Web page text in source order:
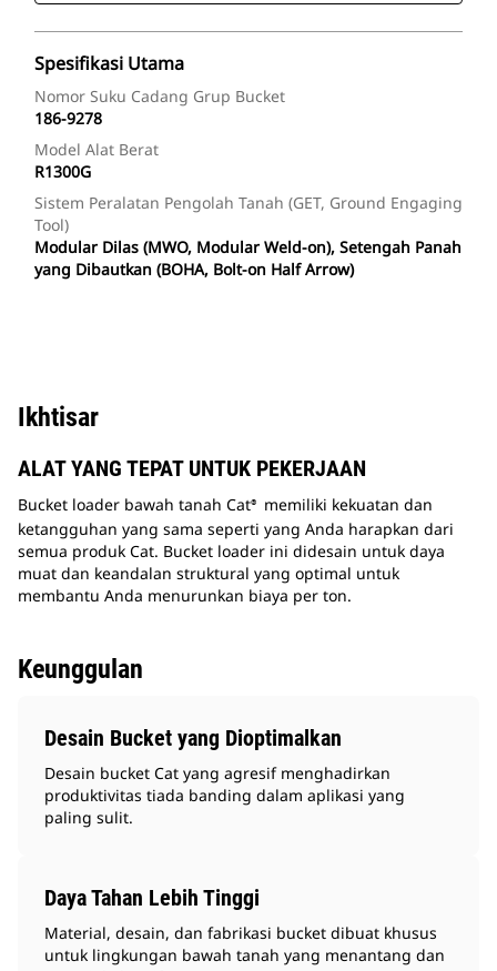
Spesifikasi Utama
Nomor Suku Cadang Grup Bucket
186-9278
Model Alat Berat
R1300G
Sistem Peralatan Pengolah Tanah (GET, Ground Engaging
Tool)
Modular Dilas (MWO, Modular Weld-on), Setengah Panah
yang Dibautkan (BOHA, Bolt-on Half Arrow)
Ikhtisar
ALAT YANG TEPAT UNTUK PEKERJAAN
Bucket loader bawah tanah Cat® memiliki kekuatan dan
ketangguhan yang sama seperti yang Anda harapkan dari
semua produk Cat. Bucket loader ini didesain untuk daya
muat dan keandalan struktural yang optimal untuk
membantu Anda menurunkan biaya per ton.
Keunggulan
Desain Bucket yang Dioptimalkan
Desain bucket Cat yang agresif menghadirkan
produktivitas tiada banding dalam aplikasi yang
paling sulit.
Daya Tahan Lebih Tinggi
Material, desain, dan fabrikasi bucket dibuat khusus
untuk lingkungan bawah tanah yang menantang dan